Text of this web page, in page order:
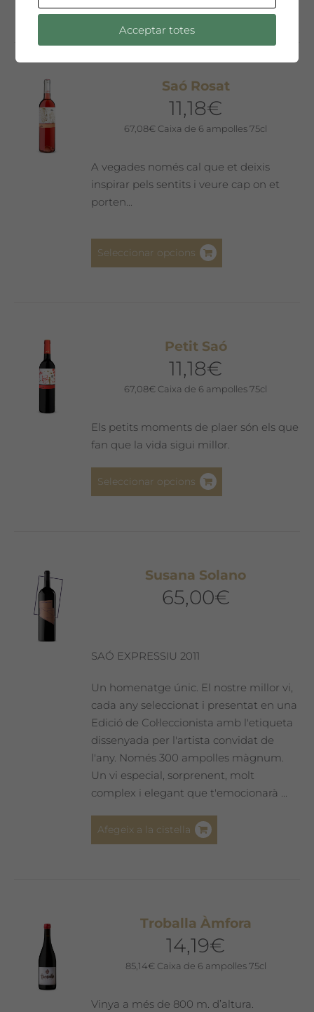
Saó Rosat
11,18€
67,08€ Caixa de 6 ampolles 75cl
A vegades només cal que et deixis
inspirar pels sentits i veure cap on et
porten...
Seleccionar opcions
poden
a
Petit Saó
11,18€
67,08€ Caixa de 6 ampolles 75cl
Els petits moments de plaer són els que
fan que la vida sigui millor.
Seleccionar opcions
opcions
pàgina
del
producte
Susana Solano
65,00€
SAÓ EXPRESSIU 2011
Un homenatge únic. El nostre millor vi,
cada any seleccionat i presentat en una
Edició de Col·leccionista amb l'etiqueta
dissenyada per l'artista convidat de
l'any. Només 300 ampolles màgnum.
Un vi especial, sorprenent, molt
complex i elegant que t'emocionarà ...
Afegeix a la cistella
Troballa Àmfora
14,19€
85,14€ Caixa de 6 ampolles 75cl
Vinya a més de 800 m. d’altura.
Acceptar totes